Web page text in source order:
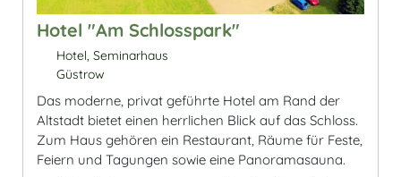
Hotel "Am Schlosspark"
Hotel, Seminarhaus
Güstrow
Das moderne, privat geführte Hotel am Rand der
Altstadt bietet einen herrlichen Blick auf das Schloss.
Zum Haus gehören ein Restaurant, Räume für Feste,
Feiern und Tagungen sowie eine Panoramasauna.